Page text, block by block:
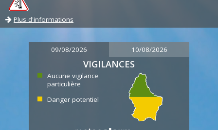
Plus d'informations
09/08/2026 10/08/2026
VIGILANCES
Aucune vigilance
particulière
Danger potentiel